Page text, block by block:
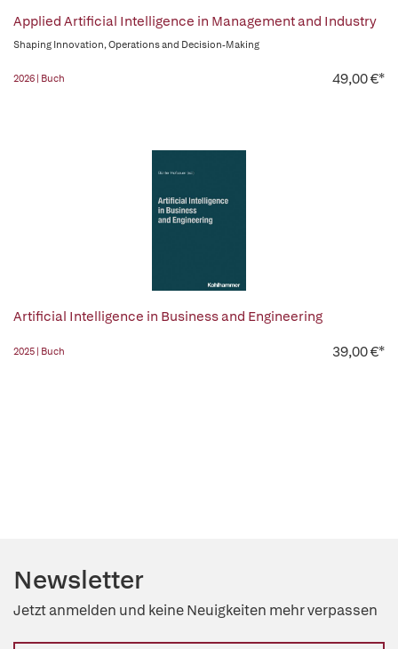
Applied Artificial Intelligence in Management and Industry
Shaping Innovation, Operations and Decision-Making
2026 | Buch 49,00 €*
Artificial Intelligence in Business and Engineering
2025 | Buch 39,00 €*
Newsletter
Jetzt anmelden und keine Neuigkeiten mehr verpassen